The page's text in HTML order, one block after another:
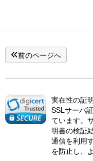
前のページへ
実在性の証
SSLサーバ
ています。
明書の検証
通信を利用
を防止し、